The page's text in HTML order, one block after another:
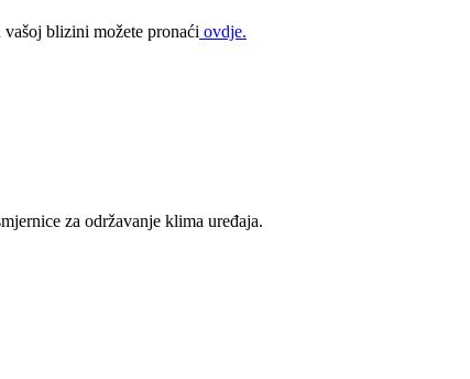
blizini možete pronaći ovdje.
za održavanje klima uređaja.